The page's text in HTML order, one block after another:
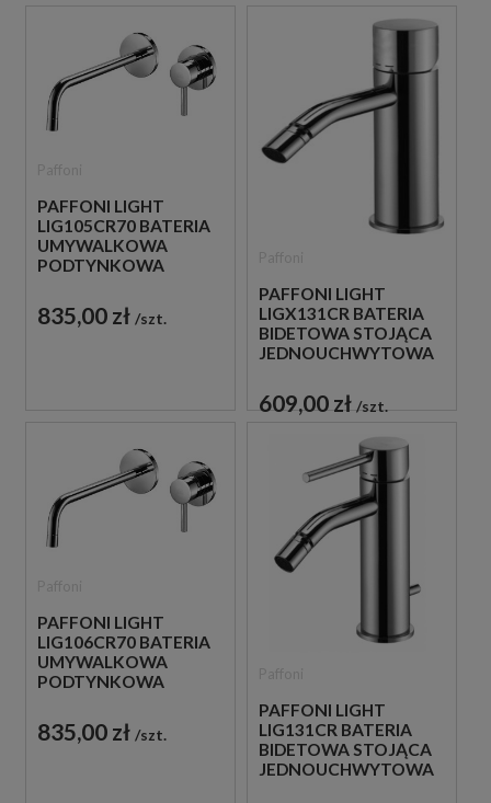
PAFFONI LIGHT
LIG105CR70 BATERIA
UMYWALKOWA
PODTYNKOWA
CHROM
835,00 zł szt.
PAFFONI LIGHT
LIGX131CR BATERIA
BIDETOWA STOJĄCA
JEDNOUCHWYTOWA
609,00 zł szt.
PAFFONI LIGHT
LIG106CR70 BATERIA
UMYWALKOWA
PODTYNKOWA
CHROM
835,00 zł szt.
PAFFONI LIGHT
LIG131CR BATERIA
BIDETOWA STOJĄCA
JEDNOUCHWYTOWA